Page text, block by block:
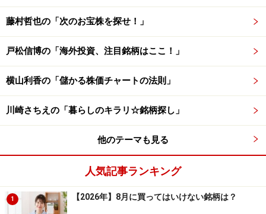
ます。
◎テクニカル分析でのスイングトレードがメインです。
【無料講座プレゼント中】
藤村哲也の「次のお宝株を探せ！」
戸松信博の「海外投資、注目銘柄はここ！」
横山利香の「儲かる株価チャートの法則」
川崎さちえの「暮らしのキラリ☆銘柄探し」
他のテーマも見る
人気記事ランキング
1 【2026年】8月に買ってはいけない銘柄は？